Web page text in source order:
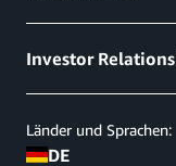
Investor Relations
Länder und Sprachen:
DE